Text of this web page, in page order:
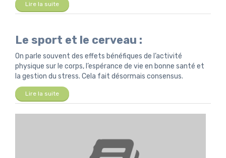
Lire la suite
Le sport et le cerveau :
On parle souvent des effets bénéfiques de l’activité
physique sur le corps, l’espérance de vie en bonne santé et
la gestion du stress. Cela fait désormais consensus.
Lire la suite